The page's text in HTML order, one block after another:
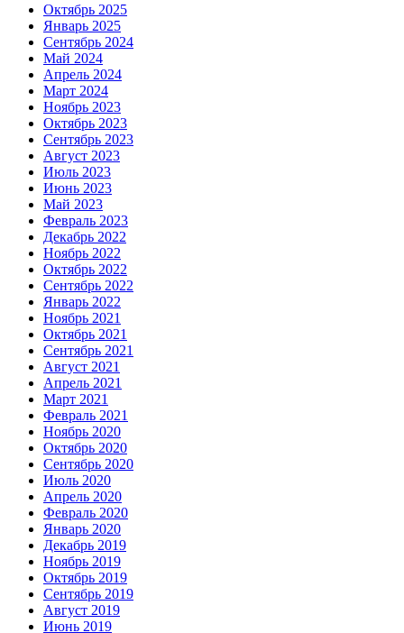
Октябрь 2025
Январь 2025
Сентябрь 2024
Май 2024
Апрель 2024
Март 2024
Ноябрь 2023
Октябрь 2023
Сентябрь 2023
Август 2023
Июль 2023
Июнь 2023
Май 2023
Февраль 2023
Декабрь 2022
Ноябрь 2022
Октябрь 2022
Сентябрь 2022
Январь 2022
Ноябрь 2021
Октябрь 2021
Сентябрь 2021
Август 2021
Апрель 2021
Март 2021
Февраль 2021
Ноябрь 2020
Октябрь 2020
Сентябрь 2020
Июль 2020
Апрель 2020
Февраль 2020
Январь 2020
Декабрь 2019
Ноябрь 2019
Октябрь 2019
Сентябрь 2019
Август 2019
Июнь 2019